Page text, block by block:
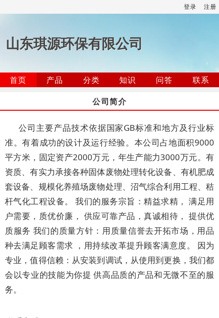
登录 注册
山东琪源环保有限公司
首页 产品 分类 知识 问答
联系
公司简介
公司主要产品技术依据国家GB标准和地方及行业标
准。有着成功的设计及运行经验。本公司占地面积9000
平方米，固定资产2000万元，年生产能力3000万元。有
资质、有实力承接各种固体废物处理转化设备、有机肥成
套设备、规模化养殖场废物处理、沼气综合利用工程、秸
杆气化工程设备。 我们的服务宗旨：精益求精， 满足用
户需要，质优价廉， 供应可靠产品，真诚相待， 提供优
质服务 我们的质量方针：用质量信誉去开拓市场，用品
种去满足顾客需求 ，用持续改革提升顾客满意度。 因为
专业，值得信赖：从安装到调试，从使用到更换，我们都
会以专业的技能为你提 供高品质的产品和无微不至的服
务。